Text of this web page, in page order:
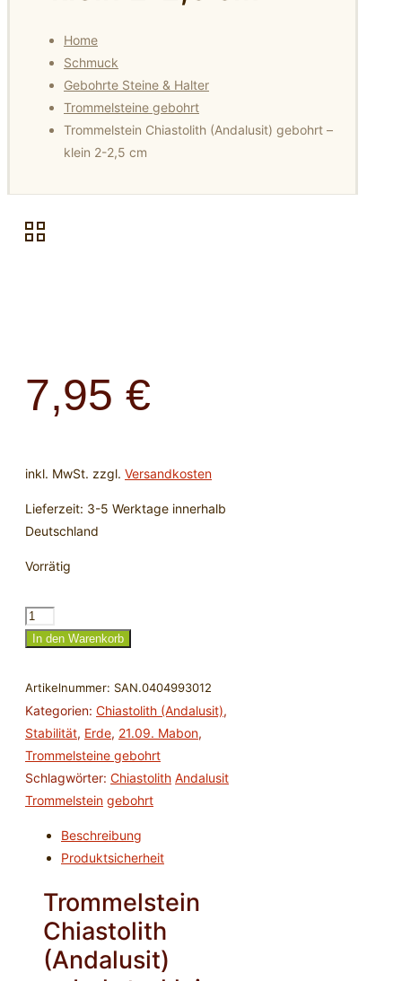
Home
Schmuck
Gebohrte Steine & Halter
Trommelsteine gebohrt
Trommelstein Chiastolith (Andalusit) gebohrt –
klein 2-2,5 cm
7,95 €
inkl. MwSt. zzgl. Versandkosten
Lieferzeit: 3-5 Werktage innerhalb
Deutschland
Vorrätig
Trommelstein
Chiastolith
gebohrt
-
klein
2-
2,5
cm
In den Warenkorb
Artikelnummer: SAN.0404993012
Kategorien: Chiastolith (Andalusit),
Stabilität, Erde, 21.09. Mabon,
Trommelsteine gebohrt
Schlagwörter: Chiastolith Andalusit
Trommelstein gebohrt
Beschreibung
Produktsicherheit
Trommelstein
Chiastolith
(Andalusit)